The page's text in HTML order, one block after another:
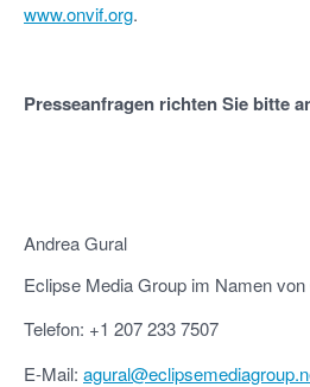
www.onvif.org.
Presseanfragen richten Sie bitte
Andrea Gural
Eclipse Media Group im Namen
Telefon: +1 207 233 7507
E-Mail: